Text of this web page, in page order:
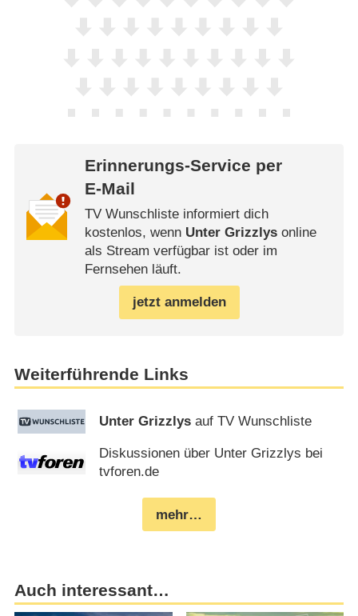
Erinnerungs-Service per
E-Mail
TV Wunschliste informiert dich
kostenlos, wenn Unter Grizzlysonline
als Stream verfügbar ist oder im
Fernsehen läuft.
jetzt anmelden
Weiterführende Links
Unter Grizzlys auf TV Wunschliste
Diskussionen über Unter Grizzlys bei
tvforen.de
mehr…
Auch interessant…